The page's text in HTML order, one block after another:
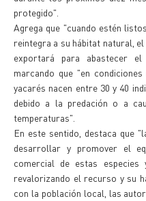
protegido".
Agrega que "cuando estén
reintegra a su hábitat natural,
exportará para abastecer
marcando que "en
yacarés nacen entre 30 y 40
debido a la predación o a
temperaturas".
En este sentido, destaca que
desarrollar y promover el
comercial de estas
revalorizando el recurso y su
con la población local, las